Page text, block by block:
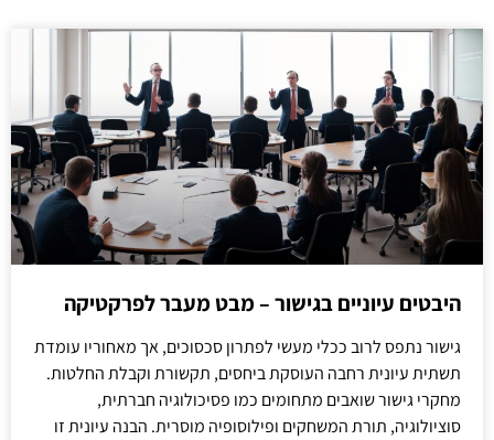
היבטים עיוניים בגישור – מבט מעבר לפרקטיקה
גישור נתפס לרוב ככלי מעשי לפתרון סכסוכים, אך מאחוריו עומדת
תשתית עיונית רחבה העוסקת ביחסים, תקשורת וקבלת החלטות.
מחקרי גישור שואבים מתחומים כמו פסיכולוגיה חברתית,
סוציולוגיה, תורת המשחקים ופילוסופיה מוסרית. הבנה עיונית זו